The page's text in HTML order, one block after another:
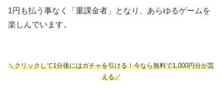
1円も払う事なく「重課金者」となり、あらゆるゲームを
楽しんでいます。
＼クリックして1分後にはガチャを引ける！今なら無料で1,000円分が貰
える／